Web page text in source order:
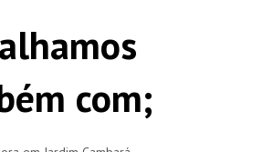
com;